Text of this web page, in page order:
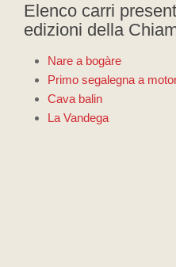
Elenco carri
edizioni della
Nare a bogàre
Primo segalegna a
Cava balin
La Vandega